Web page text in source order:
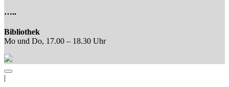
…..
Bibliothek
Mo und Do, 17.00 – 18.30 Uhr